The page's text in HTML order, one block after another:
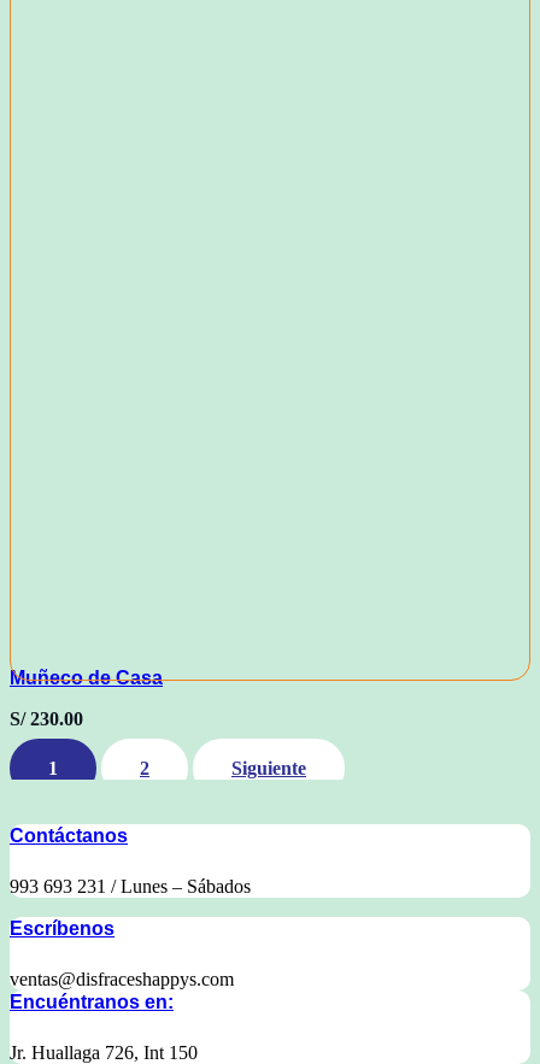
Muñeco de Casa
S/230.00
1 2 Siguiente
Contáctanos
993 693 231 / Lunes – Sábados
Escríbenos
ventas@disfraceshappys.com
Encuéntranos en:
Jr. Huallaga 726, Int 150